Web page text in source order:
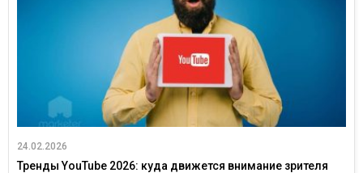
24.02.2026
Тренды YouTube 2026: куда движется внимание зрителя